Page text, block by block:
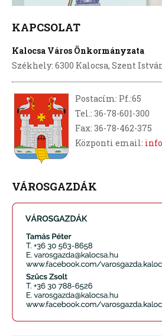
KAPCSOLAT
Kalocsa Város Önkormányzata
Székhely: 6300 Kalocsa, Szent
Postacím: Pf.:65
Tel.: 36-78-601-300
Fax: 36-78-462-375
Központi email:
VÁROSGAZDÁK